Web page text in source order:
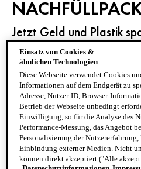
Jetzt Geld und Plastik
JETZT KAUFEN
Einsatz von Cookies &
ähnlichen Technologien
Diese Webseite verwendet Cookies
Informationen auf dem Endgerät zu
Adresse, Nutzer-ID, Browser-
Betrieb der Webseite unbedingt
Einwilligung, so für die Analyse des
Performance-Messung, das Angebot
Personalisierung der
Einbindung externer Medien. Nicht
können direkt akzeptiert ("Alle